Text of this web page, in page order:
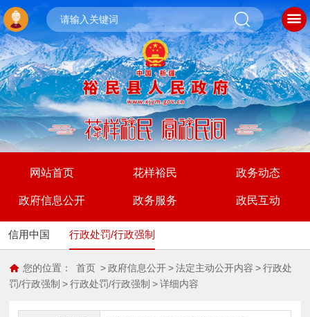
网站首页 花样裕民 政务动态
政府信息公开 政务服务 政民互动
信用中国 行政处罚/行政强制
您的位置： 首页 > 政府信息公开 > 法定主动公开内容 > 行政处
罚/行政强制 > 行政处罚/行政强制 > 详细内容